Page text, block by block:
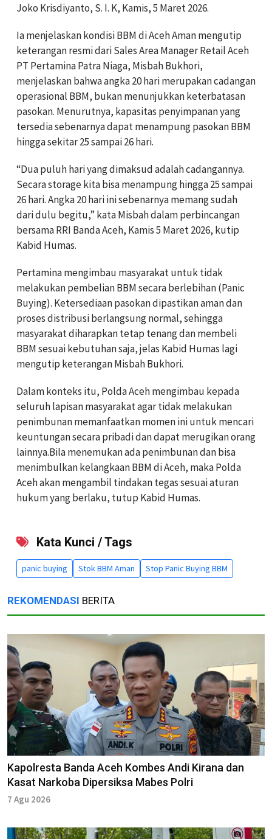
Joko Krisdiyanto, S. I. K, Kamis, 5 Maret 2026.
Ia menjelaskan kondisi BBM di Aceh Aman mengutip
keterangan resmi dari Sales Area Manager Retail Aceh
PT Pertamina Patra Niaga, Misbah Bukhori,
menjelaskan bahwa angka 20 hari merupakan cadangan
operasional BBM, bukan menunjukkan keterbatasan
pasokan. Menurutnya, kapasitas penyimpanan yang
tersedia sebenarnya dapat menampung pasokan BBM
hingga sekitar 25 sampai 26 hari.
“Dua puluh hari yang dimaksud adalah cadangannya.
Secara storage kita bisa menampung hingga 25 sampai
26 hari. Angka 20 hari ini sebenarnya memang sudah
dari dulu begitu,” kata Misbah dalam perbincangan
bersama RRI Banda Aceh, Kamis 5 Maret 2026, kutip
Kabid Humas.
Pertamina mengimbau masyarakat untuk tidak
melakukan pembelian BBM secara berlebihan (Panic
Buying). Ketersediaan pasokan dipastikan aman dan
proses distribusi berlangsung normal, sehingga
masyarakat diharapkan tetap tenang dan membeli
BBM sesuai kebutuhan saja, jelas Kabid Humas lagi
mengutip keterangan Misbah Bukhori.
Dalam konteks itu, Polda Aceh mengimbau kepada
seluruh lapisan masyarakat agar tidak melakukan
penimbunan memanfaatkan momen ini untuk mencari
keuntungan secara pribadi dan dapat merugikan orang
lainnya.Bila menemukan ada penimbunan dan bisa
menimbulkan kelangkaan BBM di Aceh, maka Polda
Aceh akan mengambil tindakan tegas sesuai aturan
hukum yang berlaku, tutup Kabid Humas.
Kata Kunci / Tags
panic buying Stok BBM Aman Stop Panic Buying BBM
REKOMENDASI BERITA
Kapolresta Banda Aceh Kombes Andi Kirana dan
Kasat Narkoba Dipersiksa Mabes Polri
7 Agu 2026